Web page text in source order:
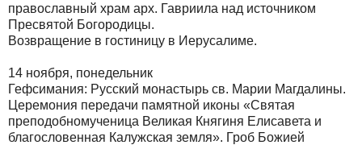
православный храм арх. Гавриила над источником
Пресвятой Богородицы.
Возвращение в гостиницу в Иерусалиме.
14 ноября, понедельник
Гефсимания: Русский монастырь св. Марии Магдалины.
Церемония передачи памятной иконы «Святая
преподобномученица Великая Княгиня Елисавета и
благословенная Калужская земля». Гроб Божией